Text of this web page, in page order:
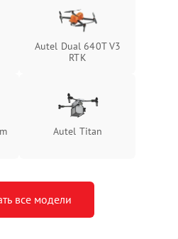
Autel Dual 640T V3
RTK
Autel Titan
все модели